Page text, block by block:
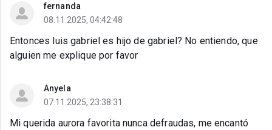
fernanda
08.11.2025, 04:42:48
Entonces luis gabriel es hijo de gabriel? No entiendo, que
alguien me explique por favor
Anyela
07.11.2025, 23:38:31
Mi querida aurora favorita nunca defraudas, me encantó